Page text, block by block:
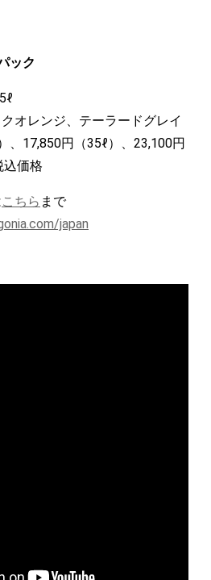
ック
オレンジ、テーラードグレイ
、17,850円（35ℓ）、23,100円
価格
こちら まで
japan